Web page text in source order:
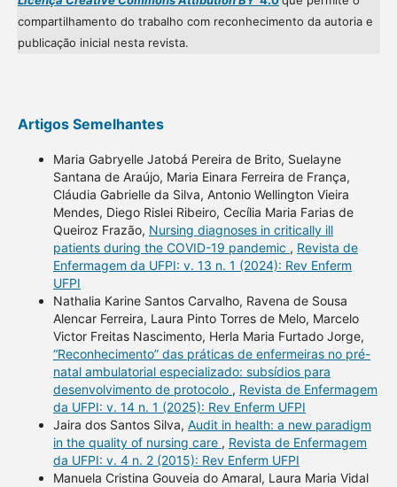
compartilhamento do trabalho com reconhecimento da autoria e
publicação inicial nesta revista.
Artigos Semelhantes
Maria Gabryelle Jatobá Pereira de Brito, Suelayne
Santana de Araújo, Maria Einara Ferreira de França,
Cláudia Gabrielle da Silva, Antonio Wellington Vieira
Mendes, Diego Rislei Ribeiro, Cecília Maria Farias de
Queiroz Frazão, Nursing diagnoses in critically ill
patients during the COVID-19 pandemic , Revista de
Enfermagem da UFPI: v. 13 n. 1 (2024): Rev Enferm
UFPI
Nathalia Karine Santos Carvalho, Ravena de Sousa
Alencar Ferreira, Laura Pinto Torres de Melo, Marcelo
Victor Freitas Nascimento, Herla Maria Furtado Jorge,
“Reconhecimento” das práticas de enfermeiras no pré-
natal ambulatorial especializado: subsídios para
desenvolvimento de protocolo , Revista de Enfermagem
da UFPI: v. 14 n. 1 (2025): Rev Enferm UFPI
Jaira dos Santos Silva, Audit in health: a new paradigm
in the quality of nursing care , Revista de Enfermagem
da UFPI: v. 4 n. 2 (2015): Rev Enferm UFPI
Manuela Cristina Gouveia do Amaral, Laura Maria Vidal